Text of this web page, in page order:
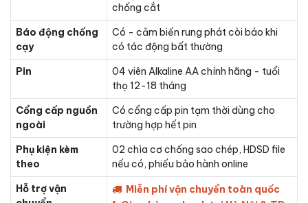
chống cắt
Báo động chống
cạy
Có - cảm biến rung phát còi báo khi
có tác động bất thường
Pin
04 viên Alkaline AA chính hãng - tuổi
thọ 12-18 tháng
Cổng cấp nguồn
ngoài
Có cổng cấp pin tạm thời dùng cho
trường hợp hết pin
Phụ kiện kèm
theo
02 chìa cơ chống sao chép, HDSD file
nếu có, phiếu bảo hành online
Hỗ trợ vận
Miễn phí vận chuyển toàn quốc